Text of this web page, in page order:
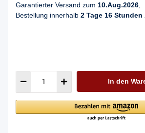
Garantierter Versand zum 10.Aug.2026
Bestellung innerhalb 2 Tage 16 Stunden
In den